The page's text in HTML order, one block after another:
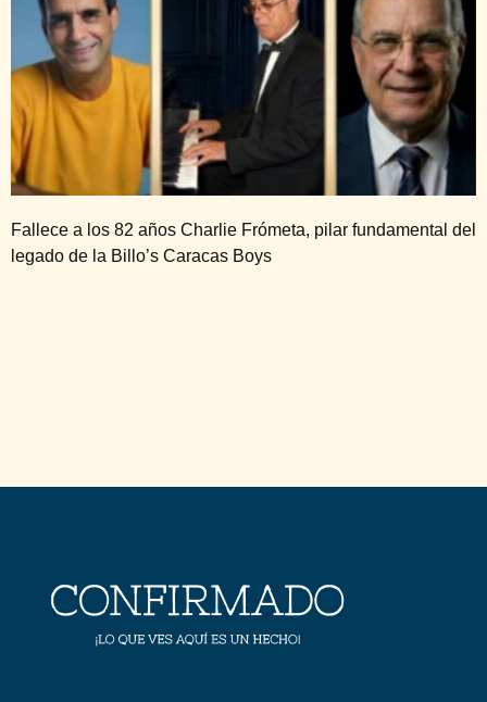
Fallece a los 82 años Charlie Frómeta, pilar fundamental del
legado de la Billo’s Caracas Boys